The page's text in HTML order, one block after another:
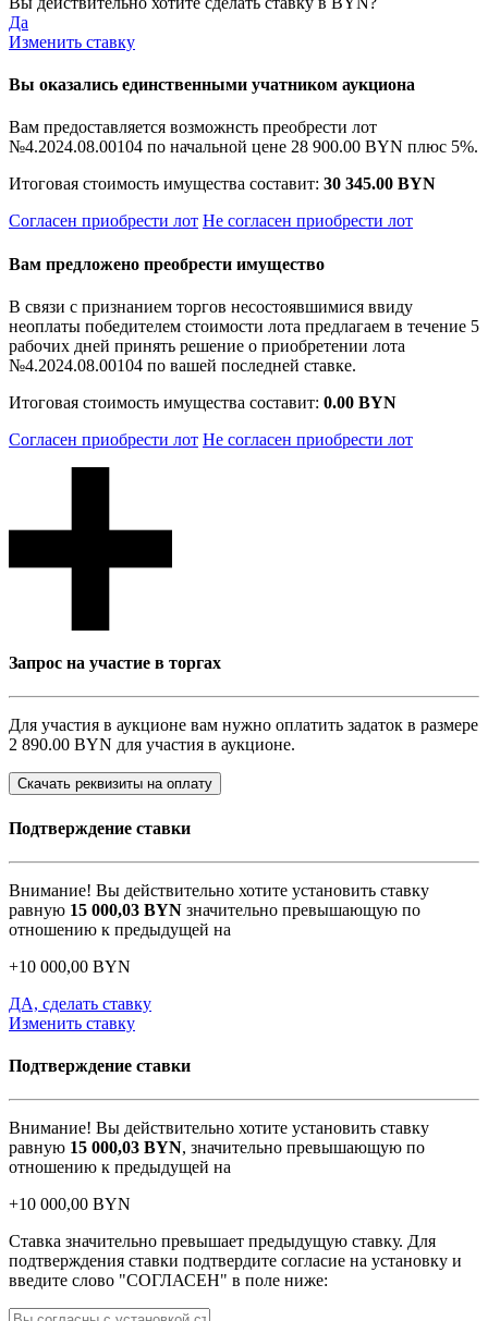
Да
Изменить ставку
Вы оказались единственными учатником аукциона
Вам предоставляется возможнсть преобрести лот
№4.2024.08.00104 по начальной цене 28 900.00 BYN плюс 5%.
Итоговая стоимость имущества составит: 30 345.00 BYN
Согласен приобрести лот Не согласен приобрести лот
Вам предложено преобрести имущество
В связи с признанием торгов несостоявшимися ввиду
неоплаты победителем стоимости лота предлагаем в течение 5
рабочих дней принять решение о приобретении лота
№4.2024.08.00104 по вашей последней ставке.
Итоговая стоимость имущества составит: 0.00 BYN
Согласен приобрести лот Не согласен приобрести лот
Запрос на участие в торгах
Для участия в аукционе вам нужно оплатить задаток в размере
2 890.00 BYN для участия в аукционе.
Скачать реквизиты на оплату
Подтверждение ставки
Внимание! Вы действительно хотите установить ставку
равную 15 000,03 BYN значительно превышающую по
отношению к предыдущей на
+10 000,00 BYN
ДА, сделать ставку
Изменить ставку
Подтверждение ставки
Внимание! Вы действительно хотите установить ставку
равную 15 000,03 BYN, значительно превышающую по
отношению к предыдущей на
+10 000,00 BYN
Ставка значительно превышает предыдущую ставку. Для
подтверждения ставки подтвердите согласие на установку и
введите слово "СОГЛАСЕН" в поле ниже: